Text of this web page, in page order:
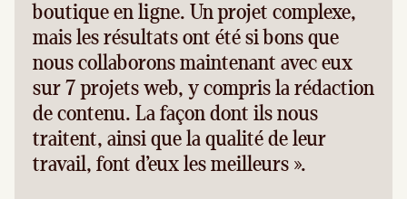
boutique en ligne. Un projet complexe,
mais les résultats ont été si bons que
nous collaborons maintenant avec eux
sur 7 projets web, y compris la rédaction
de contenu. La façon dont ils nous
traitent, ainsi que la qualité de leur
travail, font d’eux les meilleurs ».